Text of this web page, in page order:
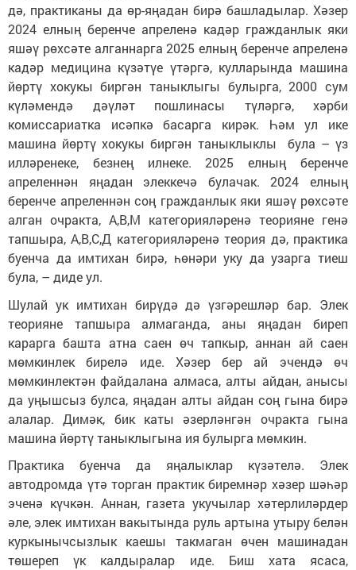
дә, практиканы да өр-яңадан бирә башладылар. Хәзер
2024 елның беренче апреленә кадәр гражданлык яки
яшәү рөхсәте алганнарга 2025 елның беренче апреленә
кадәр медицина күзәтүе үтәргә, кулларында машина
йөртү хокукы биргән таныклыгы булырга, 2000 сум
күләмендә дәүләт пошлинасы түләргә, хәрби
комиссариатка исәпкә басарга кирәк. Һәм ул ике
машина йөртү хокукы биргән таныклыклы була – үз
илләренеке, безнең илнеке. 2025 елның беренче
апреленнән яңадан элеккечә булачак. 2024 елның
беренче апреленнән соң гражданлык яки яшәү рөхсәте
алган очракта, А,В,М категорияләренә теорияне генә
тапшыра, А,В,С,Д категорияләренә теория дә, практика
буенча да имтихан бирә, һөнәри уку да узарга тиеш
була, – диде ул.
Шулай ук имтихан бирүдә дә үзгәрешләр бар. Элек
теорияне тапшыра алмаганда, аны яңадан биреп
карарга башта атна саен өч тапкыр, аннан ай саен
мөмкинлек бирелә иде. Хәзер бер ай эчендә өч
мөмкинлектән файдалана алмаса, алты айдан, анысы
да уңышсыз булса, яңадан алты айдан соң гына бирә
алалар. Димәк, бик каты әзерләнгән очракта гына
машина йөртү таныклыгына ия булырга мөмкин.
Практика буенча да яңалыклар күзәтелә. Элек
автодромда үтә торган практик биремнәр хәзер шәһәр
эченә күчкән. Аннан, газета укучылар хәтерлиләрдер
әле, элек имтихан вакытында руль артына утыру белән
куркынычсызлык каешы такмаган өчен машинадан
төшереп үк калдыралар иде. Биш хата ясаса,